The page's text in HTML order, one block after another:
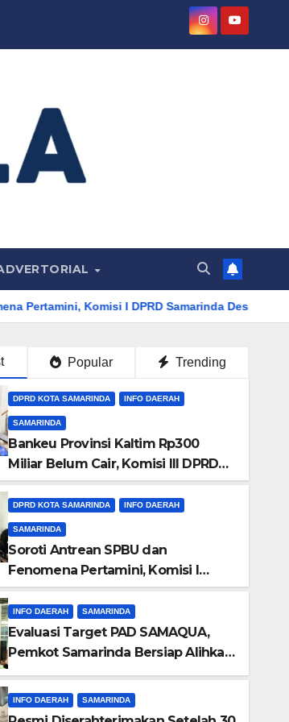
DPRD Samarinda Desak Evaluasi Kuota BBM
SAMARINDA
Diserahterimakan
Mall
2026 REDAKSI
Popular Trending
DPRD KOTA SAMARINDA INFO DAERAH
SAMARINDA
Bankeu Provinsi Kaltim Rp300
Miliar Belum Cair, Komisi III DPRD
Samarinda Khawatirkan Proyek
Banjir dan Jalan Terhambat
DPRD KOTA SAMARINDA INFO DAERAH
SAMARINDA
Soroti Antrean SPBU dan
Fenomena Pertamini, Komisi I
DPRD Samarinda Desak Evaluasi
Kuota BBM
INFO DAERAH SAMARINDA
Evaluasi Target PAD SAMAQUA,
Pemkot Samarinda Bersiap Alihkan
Pengelolaan ke Tim Profesional
INFO DAERAH SAMARINDA